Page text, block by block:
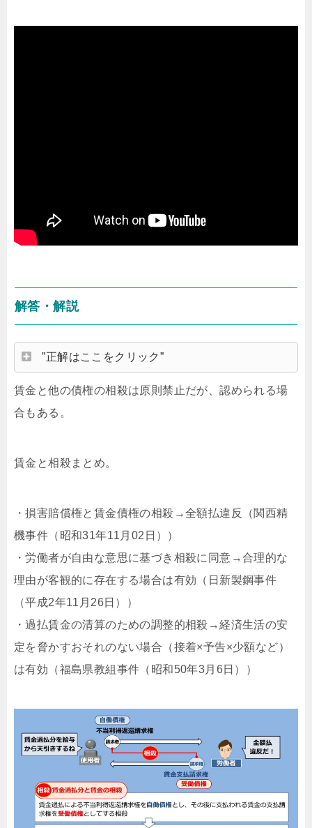
解答・解説
”正解はここをクリック”
賃金と他の債権の相殺は原則禁止だが、認められる場
合もある。
賃金と相殺まとめ。
・損害賠償権と賃金債権の相殺→全額払違反（関西精
機事件（昭和31年11月02日））
・労働者が自由な意思に基づき相殺に同意→合理的な
理由が客観的に存在する場合は有効（日新製鋼事件
（平成2年11月26日））
・過払賃金の清算のための調整的相殺→経済生活の安
定を脅かすおそれのない場合（接着×予告×少額など）
は有効（福島県教組事件（昭和50年3月6日））